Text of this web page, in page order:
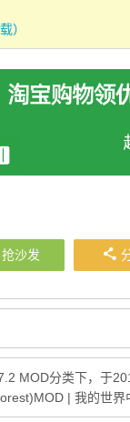
）
抢沙发
MOD分类下，于
| 我的世界